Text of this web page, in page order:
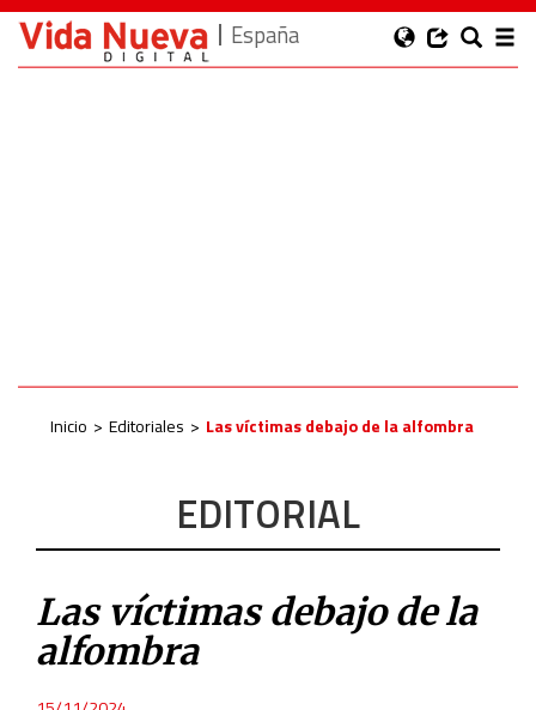
España
Inicio Editoriales Las víctimas debajo de la alfombra
EDITORIAL
Las víctimas debajo de la
alfombra